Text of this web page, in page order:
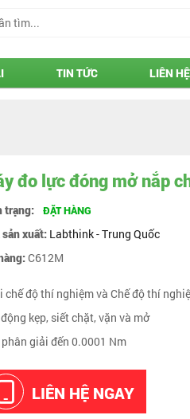
TIN TỨC LIÊN HỆ
đo lực đóng mở nắp
trạng: ĐẶT HÀNG
sản xuất: Labthink - Trung Quốc
C612M
chế độ thí nghiệm và Chế độ thí
kẹp, siết chặt, vặn và mở
giải đến 0.0001 Nm
LIÊN HỆ NGAY